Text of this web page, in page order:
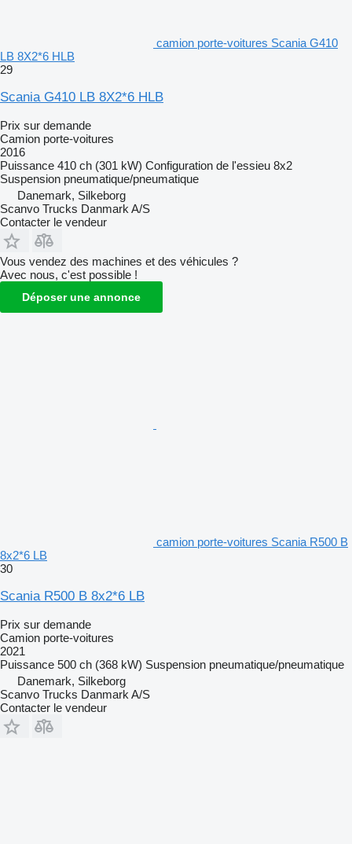
camion porte-voitures Scania G410
LB 8X2*6 HLB
29
Scania G410 LB 8X2*6 HLB
Prix sur demande
Camion porte-voitures
2016
Puissance 410 ch (301 kW) Configuration de l'essieu 8x2
Suspension pneumatique/pneumatique
Danemark, Silkeborg
Scanvo Trucks Danmark A/S
Contacter le vendeur
Vous vendez des machines et des véhicules ?
Avec nous, c'est possible !
Déposer une annonce
camion porte-voitures Scania R500 B
8x2*6 LB
30
Scania R500 B 8x2*6 LB
Prix sur demande
Camion porte-voitures
2021
Puissance 500 ch (368 kW) Suspension pneumatique/pneumatique
Danemark, Silkeborg
Scanvo Trucks Danmark A/S
Contacter le vendeur